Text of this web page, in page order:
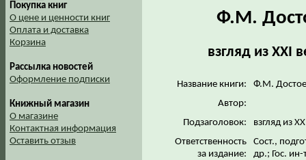
Покупка книг
О цене и ценности книг
Оплата и доставка
Корзина
Рассылка новостей
Оформление подписки
Книжный магазин
О магазине
Контактная информация
Оставить отзыв
Ф.М.
взгляд из XXI
Название книги:
Ф.М.
Автор:
Подзаголовок:
взгляд из
Ответственность
за издание:
Сост.,
др.; Гос. ин-